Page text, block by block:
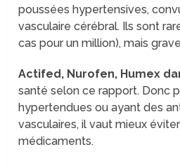
poussées hypertensives,
vasculaire cérébral. Ils sont
cas pour un million), mais
Actifed, Nurofen, Humex
santé selon ce rapport. Donc
hypertendues ou ayant des
vasculaires, il vaut mieux
médicaments.